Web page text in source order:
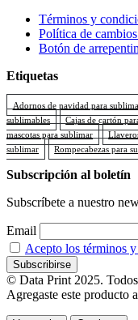
Términos y
Política de
Botón de
Etiquetas
Adornos de navidad para
sublimables
Cajas de cartón
mascotas para sublimar
sublimar
Rompecabezas para
Subscripción al boletín
Subscríbete a nuestro
Email
Acepto los términos
© Data Print 2025.
Agregaste este producto